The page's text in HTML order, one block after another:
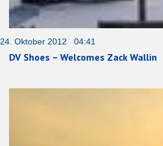
24. Oktober 2012 04:41
DV Shoes – Welcomes Zack Wallin